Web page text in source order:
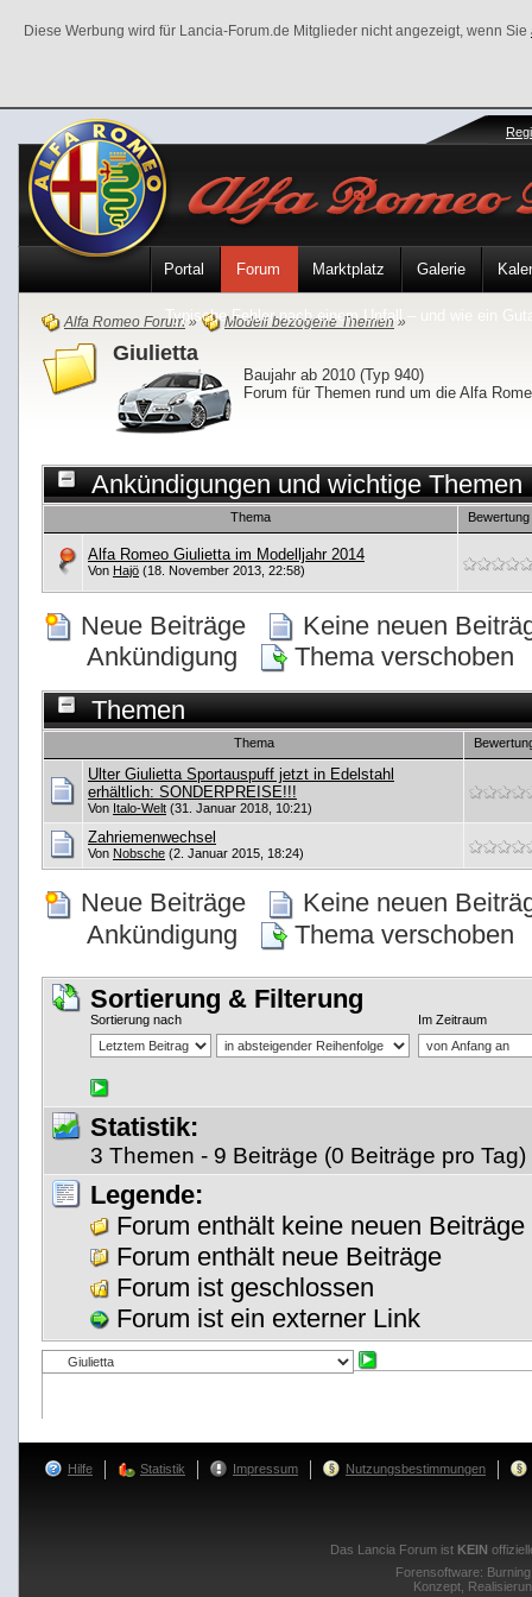
Diese Werbung wird für Lancia-Forum.de Mitglieder nicht angezeigt, wenn Sie
Portal Forum Marktplatz Galerie
Typische Fehler nach einem Unfall – und wie ein
Alfa Romeo Forum » Modell bezogene Themen »
Giulietta
Baujahr ab 2010 (Typ 940)
Forum für Themen rund um die Alfa
Ankündigungen und wichtige Themen
Thema Bewertung
Alfa Romeo Giulietta im Modelljahr 2014
Von Hajö (18. November 2013, 22:58)
Neue Beiträge
Keine neuen
Ankündigung
Thema verschoben
Themen
Thema
Ulter Giulietta Sportauspuff jetzt in Edelstahl
erhältlich: SONDERPREISE!!!
Von Italo-Welt (31. Januar 2018, 10:21)
Zahriemenwechsel
Von Nobsche (2. Januar 2015, 18:24)
Neue Beiträge
Keine neuen
Ankündigung
Thema verschoben
Sortierung & Filterung
Sortierung nach Im Zeitraum
Statistik:
3 Themen - 9 Beiträge (0 Beiträge pro Tag)
Legende:
Forum enthält keine neuen Beiträge
Forum enthält neue Beiträge
Forum ist geschlossen
Forum ist ein externer Link
Hilfe Statistik Impressum Nutzungsbestimmungen
Das Lancia Forum ist KEIN
Forensoftware:
Konzept,